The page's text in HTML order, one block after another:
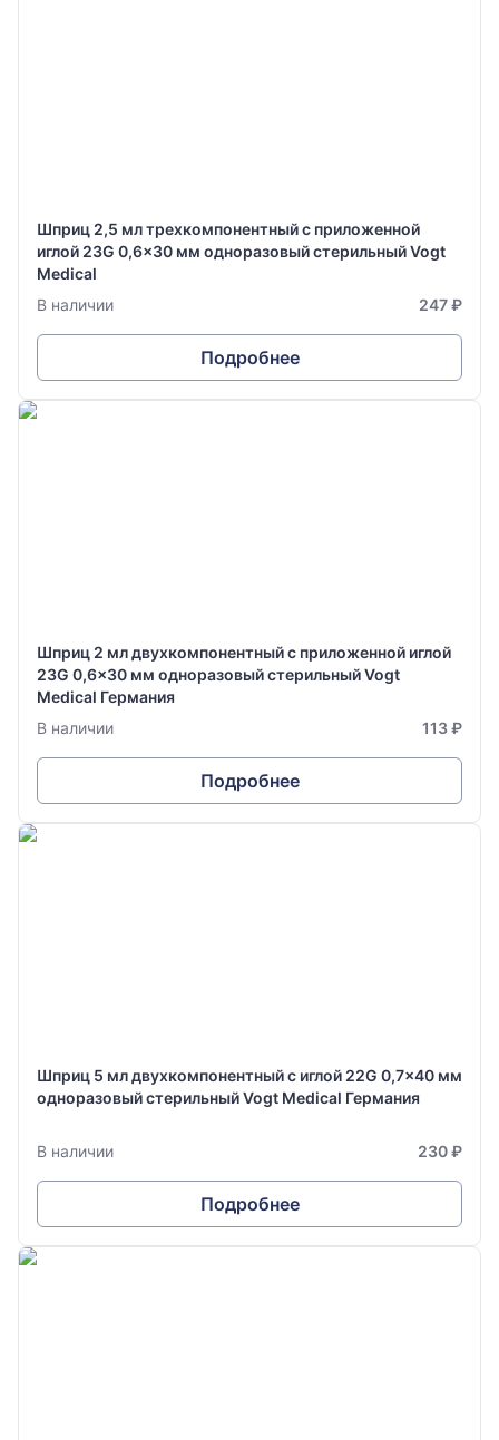
Шприц 2,5 мл трехкомпонентный с приложенной
иглой 23G 0,6x30 мм одноразовый стерильный Vogt
Medical
В наличии
247 ₽
Подробнее
Шприц 2 мл двухкомпонентный с приложенной иглой
23G 0,6x30 мм одноразовый стерильный Vogt
Medical Германия
В наличии
113 ₽
Подробнее
Шприц 5 мл двухкомпонентный с иглой 22G 0,7x40 мм
одноразовый стерильный Vogt Medical Германия
В наличии 230 ₽
Подробнее